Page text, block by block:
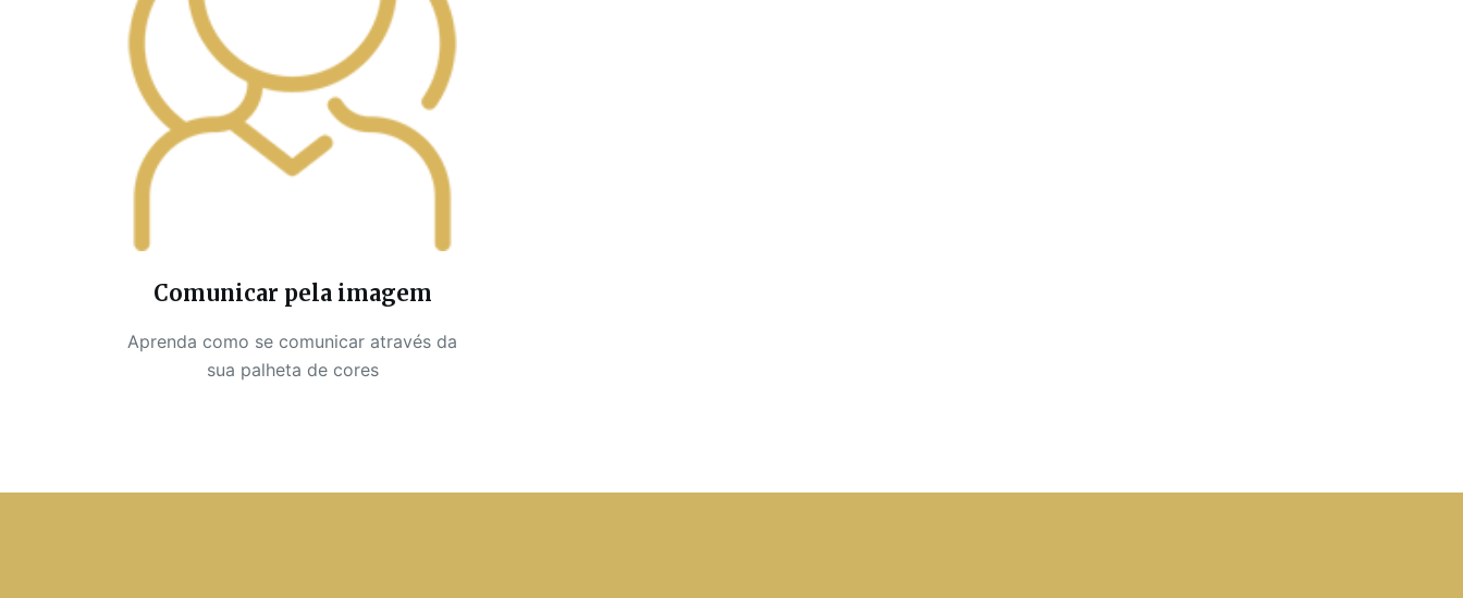
Comunicar pela imagem
Aprenda como se comunicar através da
sua palheta de cores